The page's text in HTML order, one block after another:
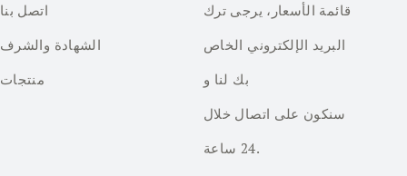
اتصل بنا
الشهادة والشرف
منتجات
قائمة الأسعار، يرجى ترك
البريد الإلكتروني الخاص
بك لنا و
سنكون على اتصال خلال
24 ساعة.